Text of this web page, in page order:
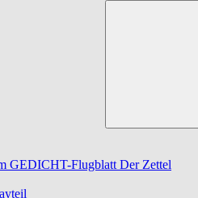
GEDICHT-Flugblatt Der Zettel